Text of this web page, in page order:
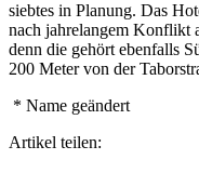
siebtes in Planung. Das
nach jahrelangem Konflikt
denn die gehört ebenfalls
200 Meter von der
* Name geändert
Artikel teilen: